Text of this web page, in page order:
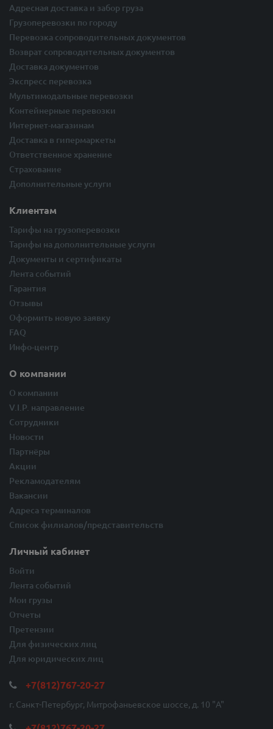
Адресная доставка и забор груза
Грузоперевозки по городу
Перевозка сопроводительных документов
Возврат сопроводительных документов
Доставка документов
Экспресс перевозка
Мультимодальные перевозки
Контейнерные перевозки
Интернет-магазинам
Доставка в гипермаркеты
Ответственное хранение
Страхование
Дополнительные услуги
Клиентам
Тарифы на грузоперевозки
Тарифы на дополнительные услуги
Документы и сертификаты
Лента событий
Гарантия
Отзывы
Оформить новую заявку
FAQ
Инфо-центр
О компании
О компании
V.I.P. направление
Сотрудники
Новости
Партнёры
Акции
Рекламодателям
Вакансии
Адреса терминалов
Список филиалов/представительств
Личный кабинет
Войти
Лента событий
Мои грузы
Отчеты
Претензии
Для физических лиц
Для юридических лиц
+7(812)767-20-27
г. Санкт-Петербург, Митрофаньевское шоссе, д. 10 "A"